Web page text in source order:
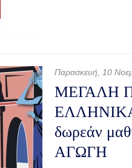
Παρασκευή, 10
ΜΕΓΑΛΗ
ΕΛΛΗΝΙΚΑ
δωρεάν
ΑΓΩΓΗ